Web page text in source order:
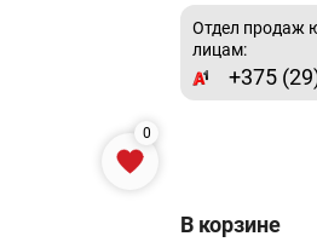
Отдел продаж
лицам:
+375
0
В корзине